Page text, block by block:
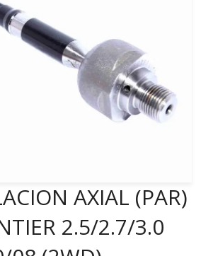
AXIAL (PAR)
2.5/2.7/3.0